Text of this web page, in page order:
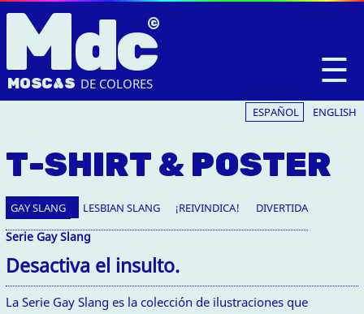
☰
Mdc
MOSCAS DE COLORES
ESPAÑOL ENGLISH
T-SHIRT & POSTER
GAY SLANG LESBIAN SLANG ¡REIVINDICA! DIVERTIDA
Serie Gay Slang
Desactiva el insulto.
La Serie Gay Slang es la colección de ilustraciones que